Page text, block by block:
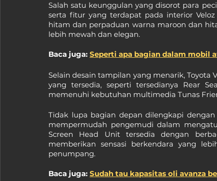
Salah satu keunggulan yang disorot para
serta fitur yang terdapat pada interior
hitam dan perpaduan warna maroon dan
lebih mewah dan elegan.
Baca juga: Seperti apa bagian dalam mobil
Selain desain tampilan yang menarik,
yang tersedia, seperti tersedianya Rear
memenuhi kebutuhan multimedia Tunas
Tidak lupa bagian depan dilengkapi
mempermudah pengemudi dalam
Screen Head Unit tersedia dengan
memberikan sensasi berkendara yang
penumpang.
Baca juga: Sudah tau kapasitas oli avanza